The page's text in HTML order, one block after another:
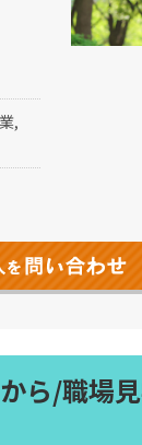
,
ら/職場